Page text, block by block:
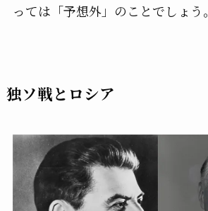
っては「予想外」のことでしょう。
独ソ戦とロシア